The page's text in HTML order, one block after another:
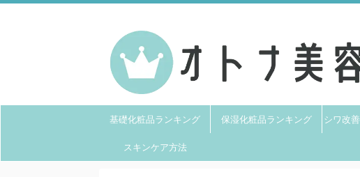
基礎化粧品ランキング 保湿化粧品ランキング シワ改
スキンケア方法